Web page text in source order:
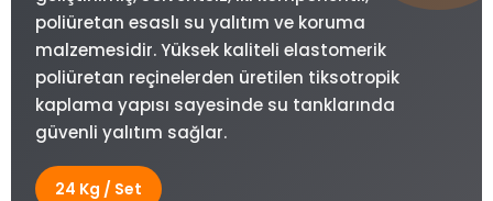
poliüretan esaslı su yalıtım ve koruma
malzemesidir. Yüksek kaliteli elastomerik
poliüretan reçinelerden üretilen tiksotropik
kaplama yapısı sayesinde su tanklarında
güvenli yalıtım sağlar.
24 Kg / Set